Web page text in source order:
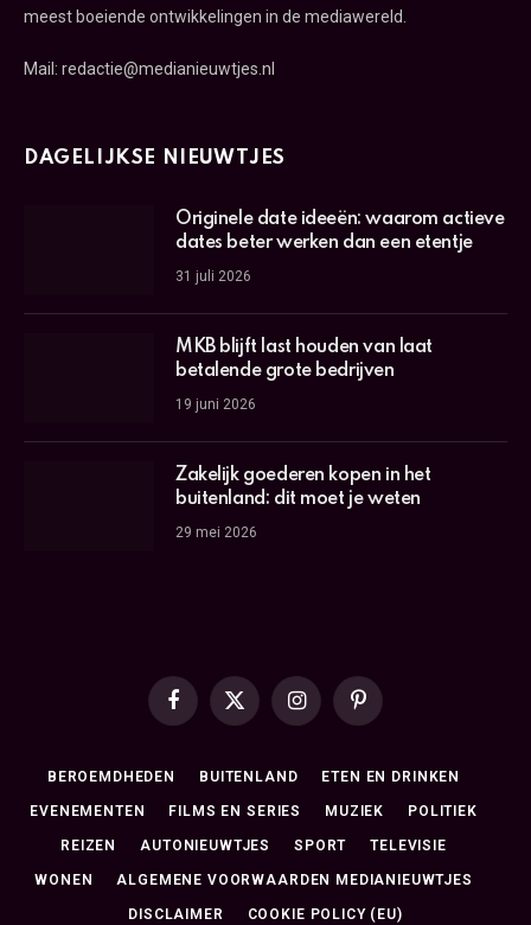
meest boeiende ontwikkelingen in de mediawereld.
Mail: redactie@medianieuwtjes.nl
DAGELIJKSE NIEUWTJES
Originele date ideeën: waarom actieve
dates beter werken dan een etentje
31 juli 2026
MKB blijft last houden van laat
betalende grote bedrijven
19 juni 2026
Zakelijk goederen kopen in het
buitenland: dit moet je weten
29 mei 2026
Facebook
X
InstagramPinterest
BEROEMDHEDEN BUITENLAND ETEN EN DRINKEN
EVENEMENTEN FILMS EN SERIES MUZIEK POLITIEK
REIZEN AUTONIEUWTJES SPORT TELEVISIE
WONEN ALGEMENE VOORWAARDEN MEDIANIEUWTJES
DISCLAIMER COOKIE POLICY (EU)